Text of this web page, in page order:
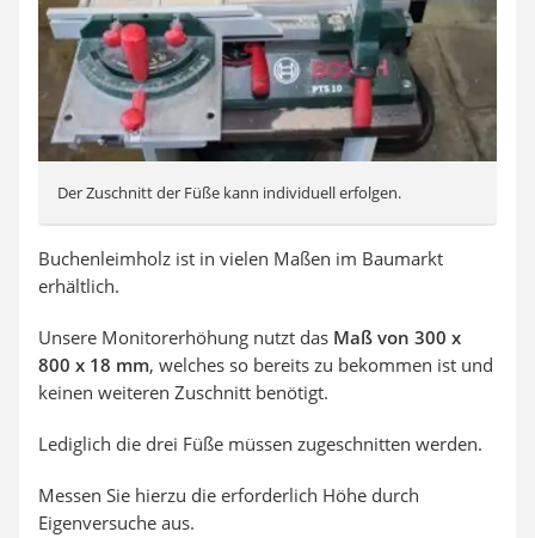
Der Zuschnitt der Füße kann individuell erfolgen.
Buchenleimholz ist in vielen Maßen im Baumarkt
erhältlich.
Unsere Monitorerhöhung nutzt das Maß von 300 x
800 x 18 mm, welches so bereits zu bekommen ist und
keinen weiteren Zuschnitt benötigt.
Lediglich die drei Füße müssen zugeschnitten werden.
Messen Sie hierzu die erforderlich Höhe durch
Eigenversuche aus.